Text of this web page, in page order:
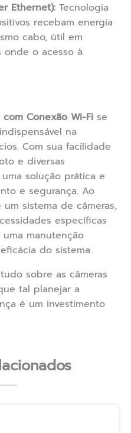
Ethernet): Tecnologia
recebam energia
cabo, útil em
onde o acesso à
Conexão Wi-Fi se
na
Com sua facilidade
e diversas
solução prática e
e segurança. Ao
sistema de câmeras,
específicas
manutenção
do sistema.
sobre as câmeras
tal planejar a
é um investimento